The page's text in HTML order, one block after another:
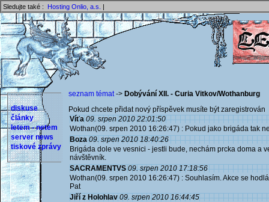
Sledujte také : Hosting Onlio, a.s. |
diskuse
články
letem - netem
server news
tiskové zprávy
seznam témat-> Dobývání XII. - Curia Vitkov/Wothanburg
Pokud chcete přidat nový příspěvek musíte být
Víťa 09. srpen 2010 22:01:50
Wothan(09. srpen 2010 16:26:47) : Pokud jako brigáda tak
Boza 09. srpen 2010 18:40:26
Brigáda dole ve vesnici - jestli bude, nechám prcka doma a
návštěvník.
SACRAMENTVS 09. srpen 2010 17:18:56
Wothan(09. srpen 2010 16:26:47) : Souhlasím. Akce se
Pat
Jiří z Holohlav 09. srpen 2010 16:44:45